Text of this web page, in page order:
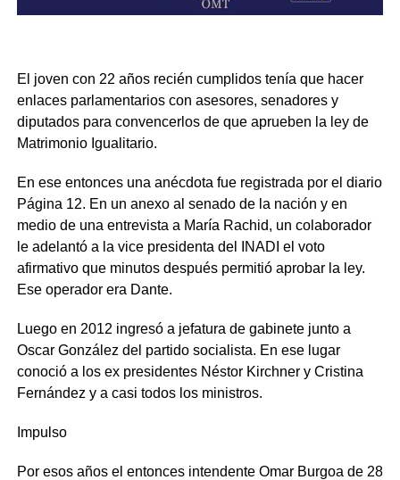
El joven con 22 años recién cumplidos tenía que hacer
enlaces parlamentarios con asesores, senadores y
diputados para convencerlos de que aprueben la ley de
Matrimonio Igualitario.
En ese entonces una anécdota fue registrada por el diario
Página 12. En un anexo al senado de la nación y en
medio de una entrevista a María Rachid, un colaborador
le adelantó a la vice presidenta del INADI el voto
afirmativo que minutos después permitió aprobar la ley.
Ese operador era Dante.
Luego en 2012 ingresó a jefatura de gabinete junto a
Oscar González del partido socialista. En ese lugar
conoció a los ex presidentes Néstor Kirchner y Cristina
Fernández y a casi todos los ministros.
Impulso
Por esos años el entonces intendente Omar Burgoa de 28